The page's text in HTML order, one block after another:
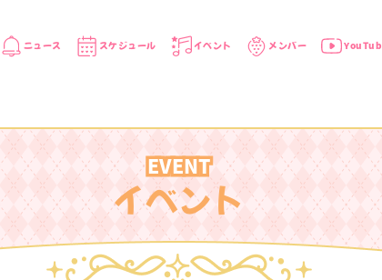
ニュース スケジュール イベント メンバー
EVENT
イベント